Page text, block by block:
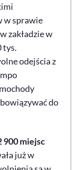
w sprawie
zakładzie w
tys.
odejścia z
do
900 miejsc
już w